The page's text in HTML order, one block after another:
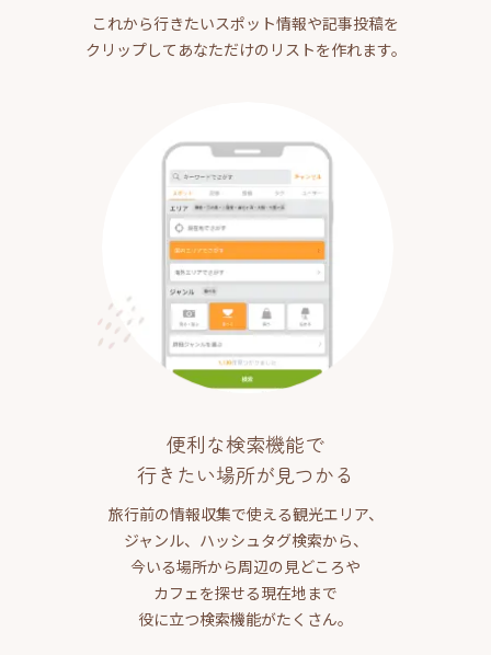
これから行きたいスポット情報や記事投稿を
クリップしてあなただけのリストを作れます。
便利な検索機能で
行きたい場所が見つかる
旅行前の情報収集で使える観光エリア、
ジャンル、ハッシュタグ検索から、
今いる場所から周辺の見どころや
カフェを探せる現在地まで
役に立つ検索機能がたくさん。